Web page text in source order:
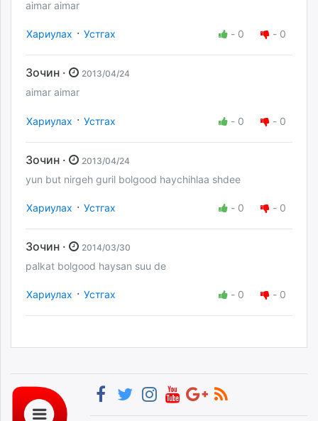
aimar aimar
Хариулах · Устгах - 0 - 0
Зочин · 2013/04/24
aimar aimar
Хариулах · Устгах - 0 - 0
Зочин · 2013/04/24
yun but nirgeh guril bolgood haychihlaa shdee
Хариулах · Устгах - 0 - 0
Зочин · 2014/03/30
palkat bolgood haysan suu de
Хариулах · Устгах - 0 - 0